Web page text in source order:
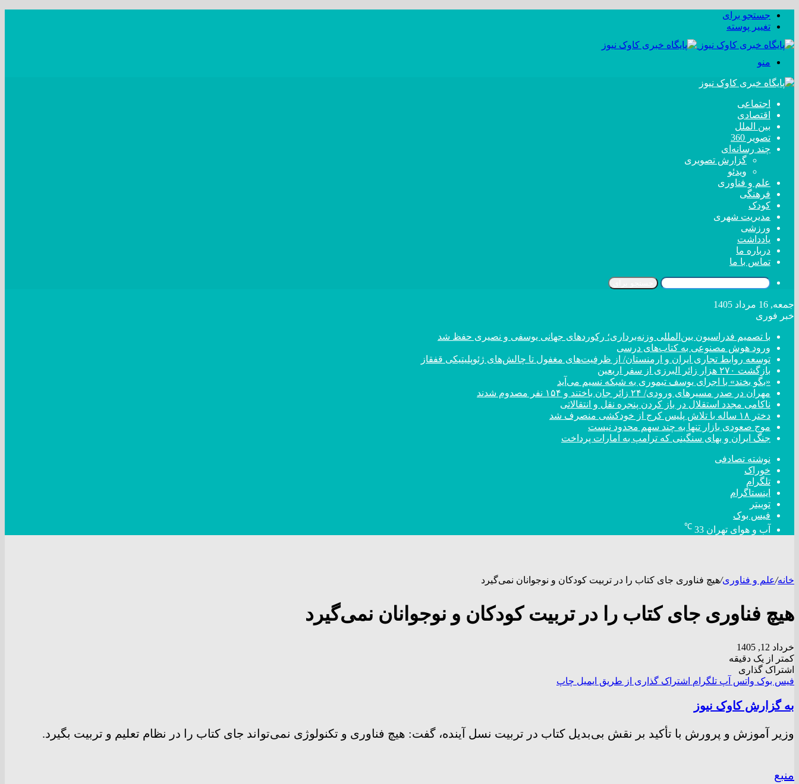
جستجو برای
تغییر پوسته
منو
اجتماعی
اقتصادی
بین الملل
تصویر 360
چند رسانه‌ای
گزارش تصویری
ویدئو
علم و فناوری
فرهنگی
کودک
مدیریت شهری
ورزشی
یادداشت
درباره ما
تماس با ما
جمعه, 16 مرداد 1405
خبر فوری
با تصمیم فدراسیون بین‌المللی وزنه‌برداری؛ رکورد‌های جهانی یوسفی و نصیری حفظ شد
ورود هوش مصنوعی به کتاب‌های درسی
توسعه روابط تجاری ایران و ارمنستان/ از ظرفیت‌های مغفول تا چالش‌های ژئوپلیتیکی قفقاز
بازگشت ۲۷۰ هزار زائر البرزی از سفر اربعین
«بگو بخند» با اجرای یوسف تیموری به شبکه نسیم می‌آید
مهران در صدر مسیر‌های ورودی/ ۲۴ زائر جان باختند و ۱۵۴ نفر مصدوم شدند
ناکامی مجدد استقلال در باز کردن پنجره نقل و انتقالاتی
دختر ‌۱۸‌ ‌ساله‌ با تلاش پلیس کرج از خودکشی منصرف شد
موج صعودی بازار تنها به چند سهم محدود نیست
جنگ ایران و بهای سنگینی که ترامپ به امارات پرداخت
نوشته تصادفی
خوراک
تلگرام
اینستاگرام
توییتر
فیس بوک
آب و هوای تهران 33
℃
خانه/علم و فناوری/هیچ فناوری جای کتاب را در تربیت کودکان و نوجوانان نمی‌گیرد
هیچ فناوری جای کتاب را در تربیت کودکان و نوجوانان نمی‌گیرد
خرداد 12, 1405
کمتر از یک دقیقه
اشتراک گذاری
فیس بوک واتس آپ تلگرام اشتراک گذاری از طریق ایمیل چاپ
به گزارش کاوک نیوز
وزیر آموزش و پرورش با تأکید بر نقش بی‌بدیل کتاب در تربیت نسل آینده، گفت: هیچ فناوری و تکنولوژی نمی‌تواند جای کتاب را در نظام تعلیم و تربیت بگیرد.
منبع